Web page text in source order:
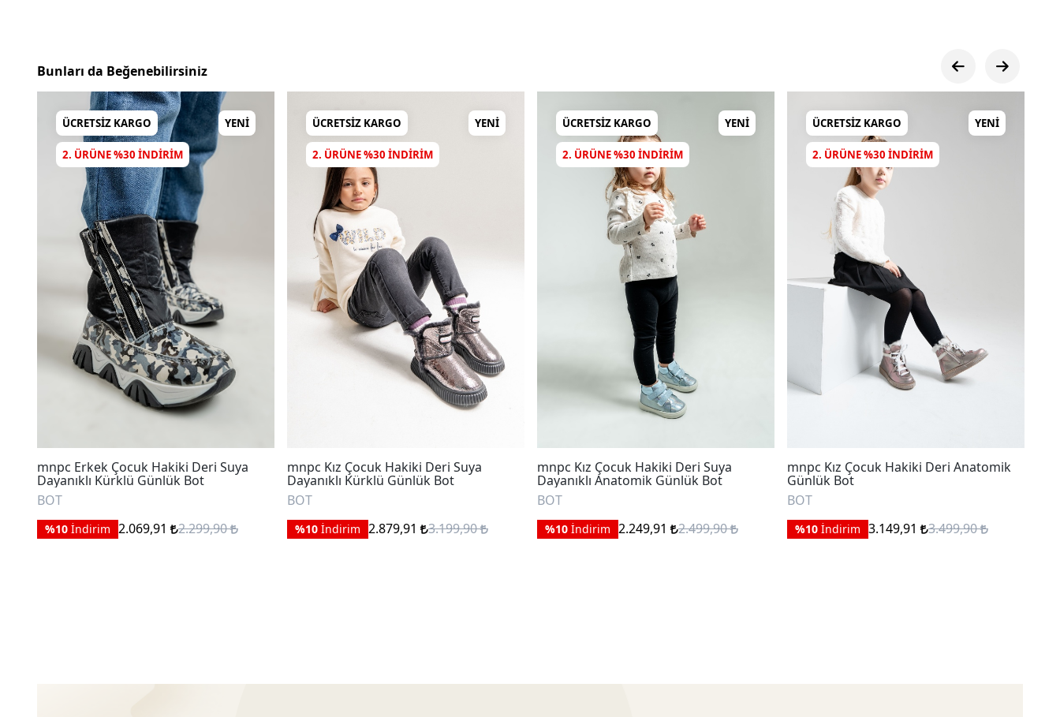
Bunları da Beğenebilirsiniz
ÜCRETSIZ KARGO YENI
2. ÜRÜNE %30 INDIRIM
mnpc Erkek Çocuk Hakiki Deri Suya
Dayanıklı Kürklü Günlük Bot
BOT
%10 İndirim 2.069,91 2.299,90
ÜCRETSIZ KARGO YENI
2. ÜRÜNE %30 INDIRIM
mnpc Kız Çocuk Hakiki Deri Suya
Dayanıklı Kürklü Günlük Bot
BOT
%10 İndirim 2.879,91 3.199,90
ÜCRETSIZ KARGO YENI
2. ÜRÜNE %30 INDIRIM
mnpc Kız Çocuk Hakiki Deri Suya
Dayanıklı Anatomik Günlük Bot
BOT
%10 İndirim 2.249,91 2.499,90
ÜCRETSIZ KARGO YENI
2. ÜRÜNE %30 INDIRIM
mnpc Kız Çocuk Hakiki Deri Anatomik
Günlük Bot
BOT
%10 İndirim 3.149,91 3.499,90